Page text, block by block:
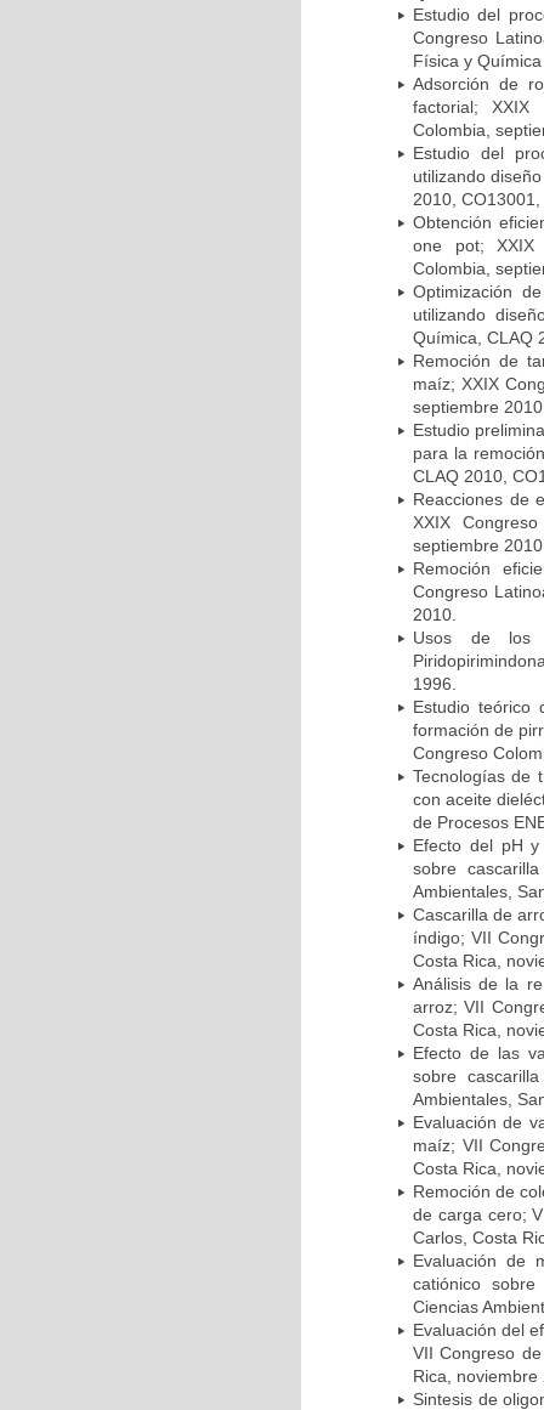
Estudio del
Congreso
Física y
Adsorción de
factorial; XXIX
Colombia,
Estudio del
utilizando
2010,
Obtención
one pot; XXIX
Colombia,
Optimización
utilizando
Química, CLAQ
Remoción de
maíz; XXIX
septiembre
Estudio
para la
CLAQ 2010,
Reacciones de
XXIX
septiembre
Remoción
Congreso
2010.
Usos de los
1996.
Estudio teórico
formación de
Congreso
Tecnologías de
con aceite
de Procesos
Efecto del pH
sobre
Ambientales,
Cascarilla de
índigo; VII
Costa Rica,
Análisis de la
arroz; VII
Costa Rica,
Efecto de las
sobre
Ambientales,
Evaluación de
maíz; VII
Costa Rica,
Remoción de
de carga cero;
Carlos, Costa
Evaluación de
catiónico
Ciencias
Evaluación del
VII Congreso
Rica, noviembre
Sintesis de